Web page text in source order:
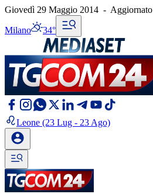
Giovedì 29 Maggio 2014 -
Milano 34°
Leone (23 Lug - 23 Ago)